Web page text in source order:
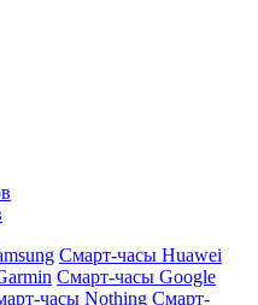
Смарт-часы Huawei
Смарт-часы Google
часы Nothing Смарт-